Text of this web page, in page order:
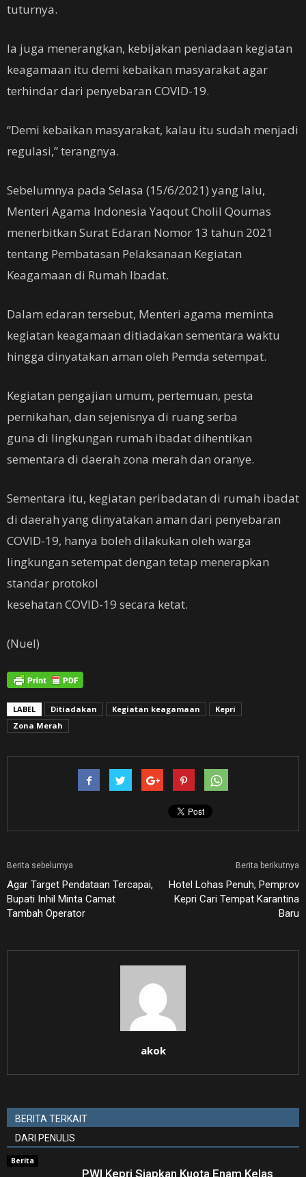
tuturnya.
Ia juga menerangkan, kebijakan peniadaan kegiatan
keagamaan itu demi kebaikan masyarakat agar
terhindar dari penyebaran COVID-19.
“Demi kebaikan masyarakat, kalau itu sudah menjadi
regulasi,” terangnya.
Sebelumnya pada Selasa (15/6/2021) yang lalu,
Menteri Agama Indonesia Yaqout Cholil Qoumas
menerbitkan Surat Edaran Nomor 13 tahun 2021
tentang Pembatasan Pelaksanaan Kegiatan
Keagamaan di Rumah Ibadat.
Dalam edaran tersebut, Menteri agama meminta
kegiatan keagamaan ditiadakan sementara waktu
hingga dinyatakan aman oleh Pemda setempat.
Kegiatan pengajian umum, pertemuan, pesta
pernikahan, dan sejenisnya di ruang serba
guna di lingkungan rumah ibadat dihentikan
sementara di daerah zona merah dan oranye.
Sementara itu, kegiatan peribadatan di rumah ibadat
di daerah yang dinyatakan aman dari penyebaran
COVID-19, hanya boleh dilakukan oleh warga
lingkungan setempat dengan tetap menerapkan
standar protokol
kesehatan COVID-19 secara ketat.
(Nuel)
LABEL Ditiadakan Kegiatan keagamaan
Kepri
Zona Merah
Berita sebelumya
Agar Target Pendataan Tercapai,
Bupati Inhil Minta Camat
Tambah Operator
Berita berikutnya
Hotel Lohas Penuh, Pemprov
Kepri Cari Tempat Karantina
Baru
akok
BERITA TERKAIT
DARI PENULIS
Berita
PWI Kepri Siapkan Kuota Enam Kelas